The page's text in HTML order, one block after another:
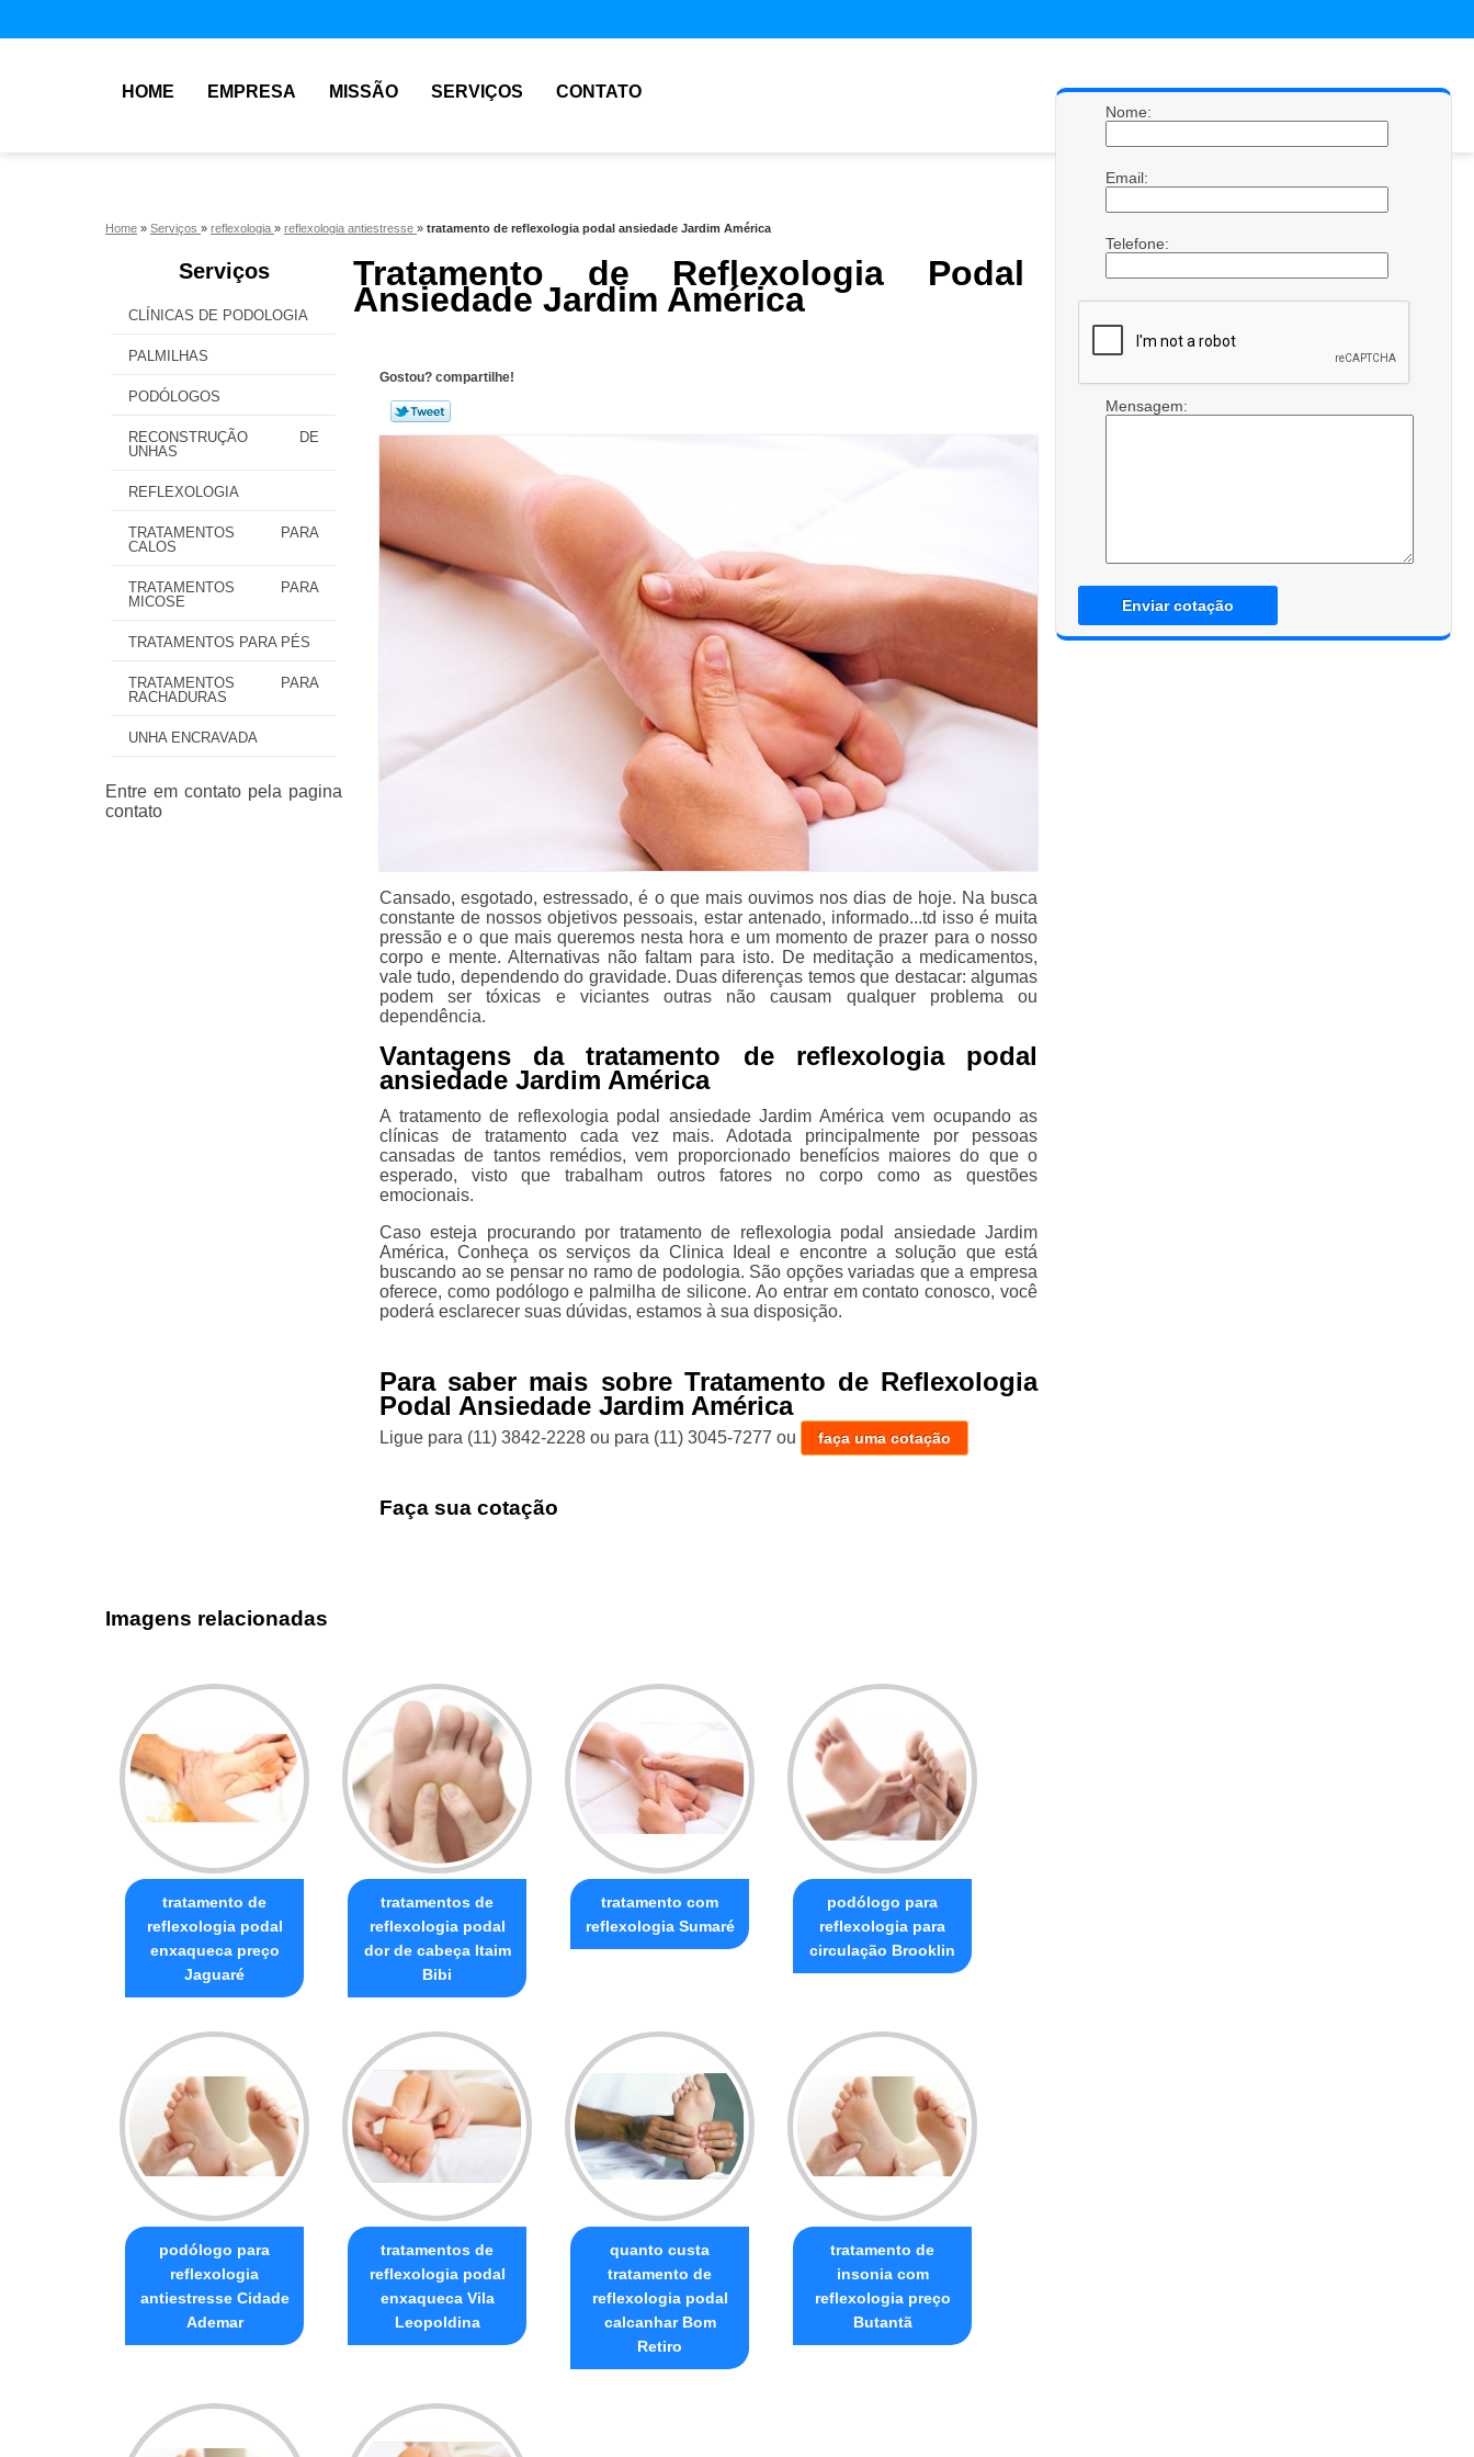
HOME EMPRESA MISSÃO SERVIÇOS CONTATO
Home » Serviços » reflexologia » reflexologia antiestresse » tratamento de reflexologia podal ansiedade Jardim América
Serviços
CLÍNICAS DE PODOLOGIA
PALMILHAS
PODÓLOGOS
RECONSTRUÇÃO DE
UNHAS
REFLEXOLOGIA
TRATAMENTOS PARA
CALOS
TRATAMENTOS PARA
MICOSE
TRATAMENTOS PARA PÉS
TRATAMENTOS PARA
RACHADURAS
UNHA ENCRAVADA
Tratamento de Reflexologia Podal
Ansiedade Jardim América
Gostou? compartilhe!
Cansado, esgotado, estressado, é o que mais ouvimos nos dias de hoje. Na busca
constante de nossos objetivos pessoais, estar antenado, informado...td isso é muita
pressão e o que mais queremos nesta hora e um momento de prazer para o nosso
corpo e mente. Alternativas não faltam para isto. De meditação a medicamentos,
vale tudo, dependendo do gravidade. Duas diferenças temos que destacar: algumas
podem ser tóxicas e viciantes outras não causam qualquer problema ou
dependência.
Vantagens da tratamento de reflexologia podal
ansiedade Jardim América
A tratamento de reflexologia podal ansiedade Jardim América vem ocupando as
clínicas de tratamento cada vez mais. Adotada principalmente por pessoas
cansadas de tantos remédios, vem proporcionado benefícios maiores do que o
esperado, visto que trabalham outros fatores no corpo como as questões
emocionais.
Caso esteja procurando por tratamento de reflexologia podal ansiedade Jardim
América, Conheça os serviços da Clinica Ideal e encontre a solução que está
buscando ao se pensar no ramo de podologia. São opções variadas que a empresa
oferece, como podólogo e palmilha de silicone. Ao entrar em contato conosco, você
poderá esclarecer suas dúvidas, estamos à sua disposição.
Para saber mais sobre Tratamento de Reflexologia
Podal Ansiedade Jardim América
Ligue para (11) 3842-2228 ou para (11) 3045-7277 ou faça uma cotação
Faça sua cotação
Nome:
Email:
Telefone:
Mensagem:
Enviar cotação
Imagens relacionadas
tratamento de
reflexologia podal
enxaqueca preço
Jaguaré
tratamentos de
reflexologia podal
dor de cabeça Itaim
Bibi
tratamento com
reflexologia Sumaré
podólogo para
reflexologia para
circulação Brooklin
podólogo para
reflexologia
antiestresse Cidade
Ademar
tratamentos de
reflexologia podal
enxaqueca Vila
Leopoldina
quanto custa
tratamento de
reflexologia podal
calcanhar Bom
Retiro
tratamento de
insonia com
reflexologia preço
Butantã